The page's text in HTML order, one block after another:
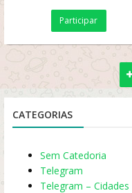
Participar
CATEGORIAS
Sem Catedoria
Telegram
Telegram – Cidades